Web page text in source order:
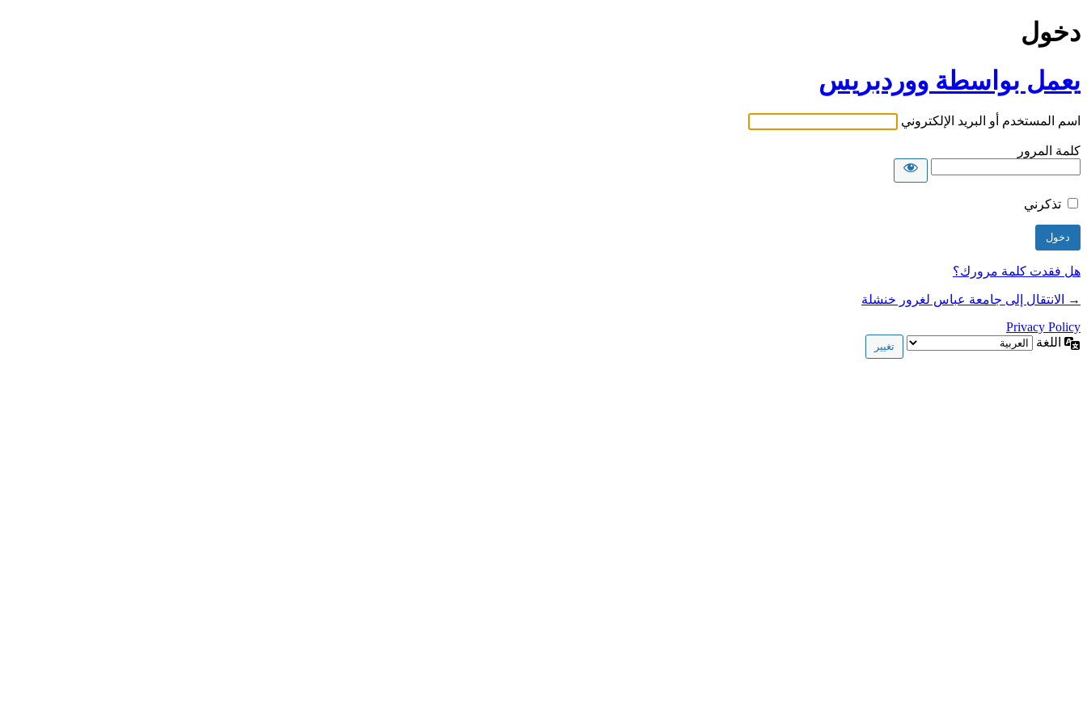
دخول
يعمل بواسطة ووردبريس
اسم المستخدم أو البريد الإلكتروني
كلمة المرور
تذكرني
هل فقدت كلمة مرورك؟
→ الانتقال إلى جامعة عباس لغرور خنشلة
Privacy Policy
اللغة